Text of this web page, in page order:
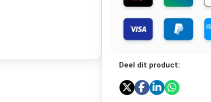
Deel dit product: